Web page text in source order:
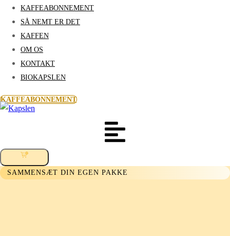
KAFFEABONNEMENT
SÅ NEMT ER DET
KAFFEN
OM OS
KONTAKT
BIOKAPSLEN
KAFFEABONNEMENT
SAMMENSÆT DIN EGEN PAKKE